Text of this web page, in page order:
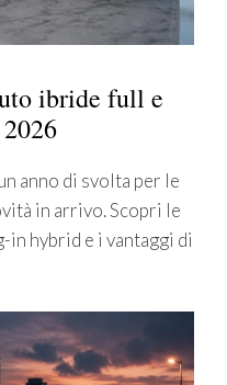
ibride full e
anno di svolta per le
in arrivo. Scopri le
hybrid e i vantaggi di